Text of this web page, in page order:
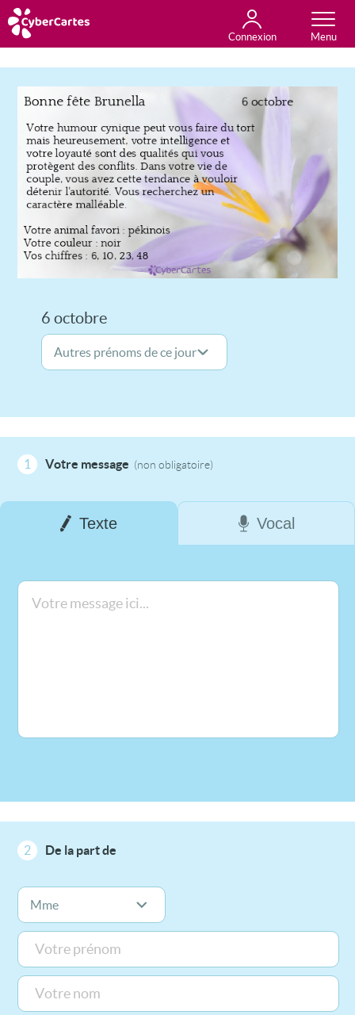
Connexion
Anniversaire
Fête du jour
Amour
Amitié
Merci
Toutes les cartes
6 octobre
1 Votre message (non obligatoire)
Texte Vocal
2 De la part de